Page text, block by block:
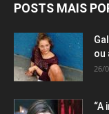
POSTS MAIS
ou
26/
“A